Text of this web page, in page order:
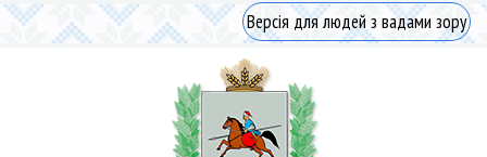
Версія для людей з вадами зору